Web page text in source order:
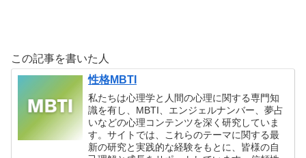
この記事を書いた人
性格MBTI
私たちは心理学と人間の心理に関する専門知
識を有し、MBTI、エンジェルナンバー、夢占
いなどの心理コンテンツを深く研究していま
す。サイトでは、これらのテーマに関する最
新の研究と実践的な経験をもとに、皆様の自